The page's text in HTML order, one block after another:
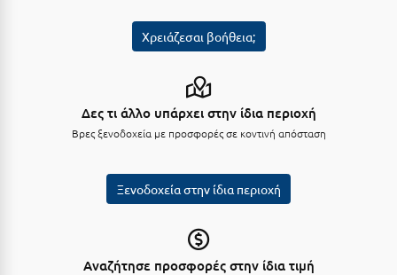
Νέα Στύρα Εύβοιας
Χρειάζεσαι βοήθεια;
Δες τι άλλο υπάρχει στην ίδια περιοχή
Βρες ξενοδοχεία με προσφορές σε κοντινή απόσταση
Ξενοδοχεία στην ίδια περιοχή
Αναζήτησε προσφορές στην ίδια τιμή